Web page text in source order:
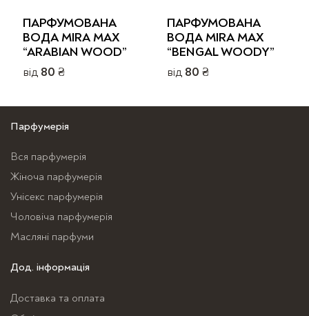
ПАРФУМОВАНА
ВОДА MIRA MAX
“ARABIAN WOOD”
від 80 ₴
товар
має
варіантів.
Параметри
можна
вибрати
товару
ПАРФУМОВАНА
ВОДА MIRA MAX
“BENGAL WOODY”
від 80 ₴
товар
Парфумерія
Вся парфумерія
Жіноча парфумерія
Унісекс парфумерія
Чоловіча парфумерія
Масляні парфуми
Дод. інформація
Доставка та оплата